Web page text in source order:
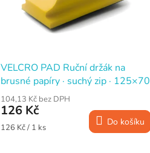
VELCRO PAD Ruční držák na
brusné papíry · suchý zip · 125×70
mm
104,13 Kč bez DPH
126 Kč
Měrná
126 Kč / 1 ks Do košíku